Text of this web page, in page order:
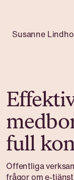
Susanne
full
Offentliga
frågor om e-